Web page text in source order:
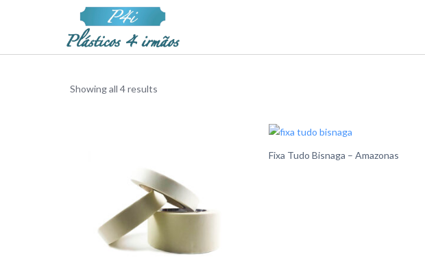
Showing all 4 results
Fixa Tudo Bisnaga – Amazonas